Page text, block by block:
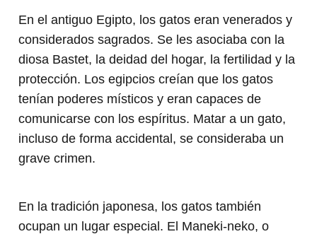
En el antiguo Egipto, los gatos eran venerados y
considerados sagrados. Se les asociaba con la
diosa Bastet, la deidad del hogar, la fertilidad y la
protección. Los egipcios creían que los gatos
tenían poderes místicos y eran capaces de
comunicarse con los espíritus. Matar a un gato,
incluso de forma accidental, se consideraba un
grave crimen.
En la tradición japonesa, los gatos también
ocupan un lugar especial. El Maneki-neko, o